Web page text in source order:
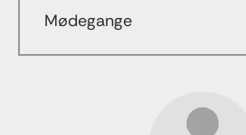
Mødegange